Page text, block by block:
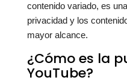
contenido variado, es
privacidad y los
mayor alcance.
¿Cómo es la
YouTube?